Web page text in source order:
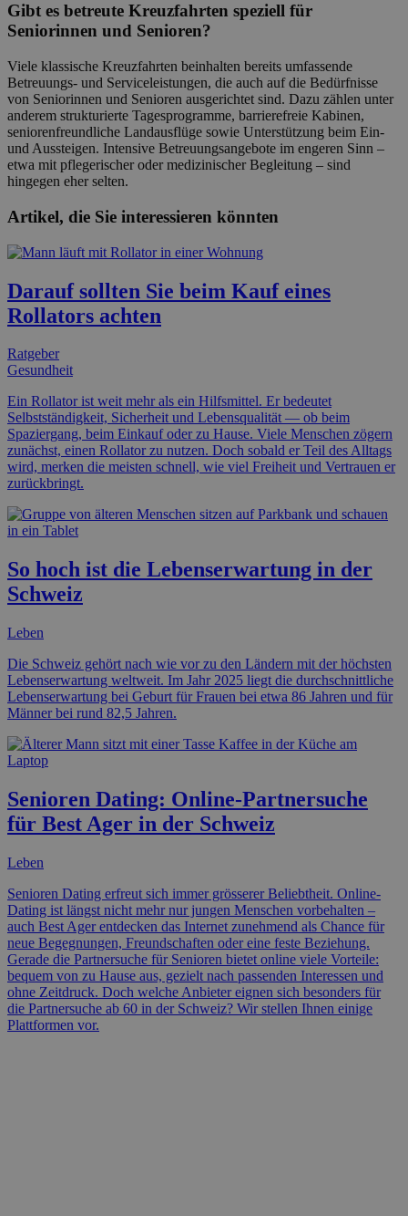
Gibt es betreute Kreuzfahrten speziell für
Seniorinnen und Senioren?
Viele klassische Kreuzfahrten beinhalten bereits umfassende
Betreuungs- und Serviceleistungen, die auch auf die Bedürfnisse
von Seniorinnen und Senioren ausgerichtet sind. Dazu zählen unter
anderem strukturierte Tagesprogramme, barrierefreie Kabinen,
seniorenfreundliche Landausflüge sowie Unterstützung beim Ein-
und Aussteigen. Intensive Betreuungsangebote im engeren Sinn –
etwa mit pflegerischer oder medizinischer Begleitung – sind
hingegen eher selten.
Artikel, die Sie interessieren könnten
Darauf sollten Sie beim Kauf eines
Rollators achten
Ratgeber
Gesundheit
Ein Rollator ist weit mehr als ein Hilfsmittel. Er bedeutet
Selbstständigkeit, Sicherheit und Lebensqualität — ob beim
Spaziergang, beim Einkauf oder zu Hause. Viele Menschen zögern
zunächst, einen Rollator zu nutzen. Doch sobald er Teil des Alltags
wird, merken die meisten schnell, wie viel Freiheit und Vertrauen er
zurückbringt.
So hoch ist die Lebenserwartung in der
Schweiz
Leben
Die Schweiz gehört nach wie vor zu den Ländern mit der höchsten
Lebenserwartung weltweit. Im Jahr 2025 liegt die durchschnittliche
Lebenserwartung bei Geburt für Frauen bei etwa 86 Jahren und für
Männer bei rund 82,5 Jahren.
Senioren Dating: Online-Partnersuche
für Best Ager in der Schweiz
Leben
Senioren Dating erfreut sich immer grösserer Beliebtheit. Online-
Dating ist längst nicht mehr nur jungen Menschen vorbehalten –
auch Best Ager entdecken das Internet zunehmend als Chance für
neue Begegnungen, Freundschaften oder eine feste Beziehung.
Gerade die Partnersuche für Senioren bietet online viele Vorteile:
bequem von zu Hause aus, gezielt nach passenden Interessen und
ohne Zeitdruck. Doch welche Anbieter eignen sich besonders für
die Partnersuche ab 60 in der Schweiz? Wir stellen Ihnen einige
Plattformen vor.